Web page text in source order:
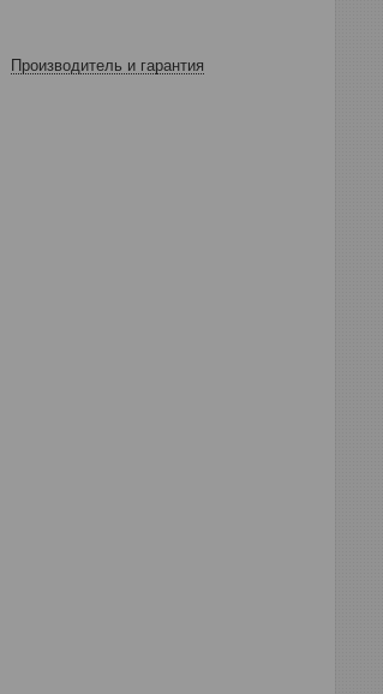
Производитель и гарантия